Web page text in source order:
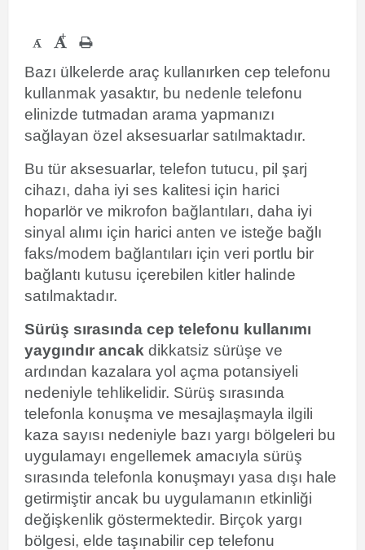
- +
Bazı ülkelerde araç kullanırken cep telefonu
kullanmak yasaktır, bu nedenle telefonu
elinizde tutmadan arama yapmanızı
sağlayan özel aksesuarlar satılmaktadır.
Bu tür aksesuarlar, telefon tutucu, pil şarj
cihazı, daha iyi ses kalitesi için harici
hoparlör ve mikrofon bağlantıları, daha iyi
sinyal alımı için harici anten ve isteğe bağlı
faks/modem bağlantıları için veri portlu bir
bağlantı kutusu içerebilen kitler halinde
satılmaktadır.
Sürüş sırasında cep telefonu kullanımı
yaygındır ancak dikkatsiz sürüşe ve
ardından kazalara yol açma potansiyeli
nedeniyle tehlikelidir. Sürüş sırasında
telefonla konuşma ve mesajlaşmayla ilgili
kaza sayısı nedeniyle bazı yargı bölgeleri bu
uygulamayı engellemek amacıyla sürüş
sırasında telefonla konuşmayı yasa dışı hale
getirmiştir ancak bu uygulamanın etkinliği
değişkenlik göstermektedir. Birçok yargı
bölgesi, elde taşınabilir cep telefonu